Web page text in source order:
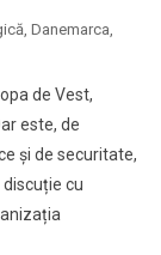
Danemarca
de Vest,
este, de
și de securitate,
cu